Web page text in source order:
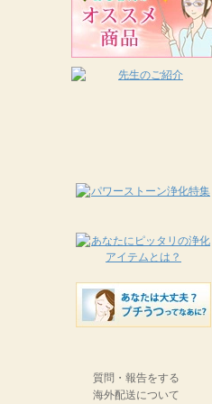
質問・報告をする
海外配送について